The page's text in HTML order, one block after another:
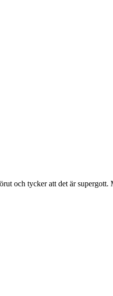
och tycker att det är